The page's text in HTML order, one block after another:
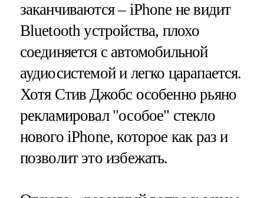
заканчиваются – iPhone не видит
Bluetooth устройства, плохо
соединяется с автомобильной
аудиосистемой и легко царапается.
Хотя Стив Джобс особенно рьяно
рекламировал "особое" стекло
нового iPhone, которое как раз и
позволит это избежать.